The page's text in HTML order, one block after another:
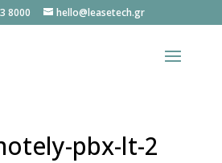
8000 hello@leasetech.gr
pbx-lt-2